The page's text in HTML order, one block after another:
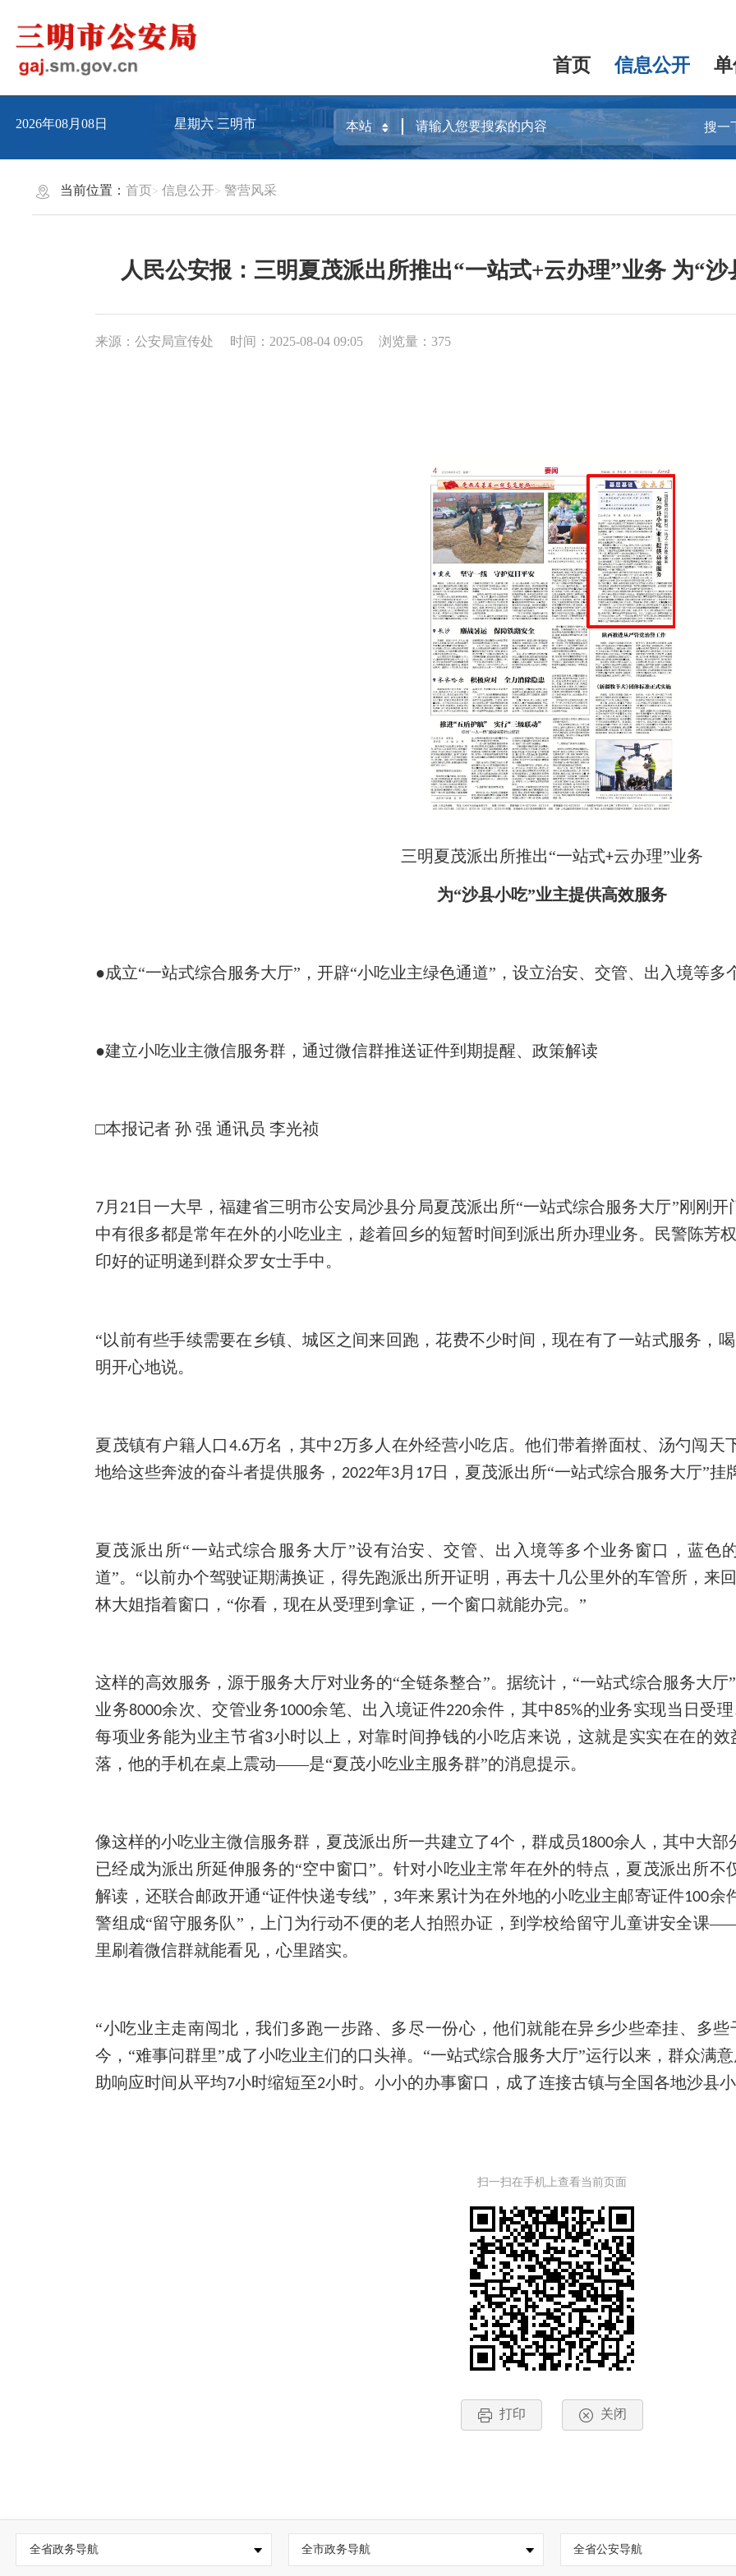
首页 信息公开
2026年08月08日 星期六三明市 搜一
当前位置：首页 信息公开 警营风采
人民公安报：三明夏茂派出所推出“一站式+云办理”业务 为“
来源：公安局宣传处 时间：2025-08-04 09:05 浏览量：375
三明夏茂派出所推出“一站式+云办理”业务
为“沙县小吃”业主提供高效服务
●成立“一站式综合服务大厅”，开辟“小吃业主绿色通道”，设立治安、交管、出入境等多
●建立小吃业主微信服务群，通过微信群推送证件到期提醒、政策解读
□本报记者 孙 强 通讯员 李光祯
7月 21 日一大早，福建省三明市公安局沙县分局夏茂派出所“一站式综合服务大厅”刚刚
中有很多都是常年在外的小吃业主，趁着回乡的短暂时间到派出所办理业务。民警陈芳
印好的证明递到群众罗女士手中。
“以前有些手续需要在乡镇、城区之间来回跑，花费不少时间，现在有了一站式服务，
明开心地说。
夏茂镇有户籍人口 4.6万名，其中 2万多人在外经营小吃店。他们带着擀面杖、汤勺闯天
地给这些奔波的奋斗者提供服务， 2022年3 月 17日，夏茂派出所“一站式综合服务大厅”挂
夏茂派出所“一站式综合服务大厅”设有治安、交管、出入境等多个业务窗口，蓝色
道”。“以前办个驾驶证期满换证，得先跑派出所开证明，再去十几公里外的车管所，来
林大姐指着窗口，“你看，现在从受理到拿证，一个窗口就能办完。”
这样的高效服务，源于服务大厅对业务的“全链条整合”。据统计，“一站式综合服务大厅
业务8000余次、交管业务1000余笔、出入境证件220余件，其中85%的业务实现当日受
每项业务能为业主节省3小时以上，对靠时间挣钱的小吃店来说，这就是实实在在的
落，他的手机在桌上震动——是“夏茂小吃业主服务群”的消息提示。
像这样的小吃业主微信服务群，夏茂派出所一共建立了4个，群成员 1800余人，其中大部
已经成为派出所延伸服务的“空中窗口”。针对小吃业主常年在外的特点，夏茂派出所
解读，还联合邮政开通“证件快递专线”， 3年来累计为在外地的小吃业主邮寄证件100余
警组成“留守服务队”，上门为行动不便的老人拍照办证，到学校给留守儿童讲安全课
里刷着微信群就能看见，心里踏实。
“小吃业主走南闯北，我们多跑一步路、多尽一份心，他们就能在异乡少些牵挂、多
今，“难事问群里”成了小吃业主们的口头禅。“一站式综合服务大厅”运行以来，群众满
助响应时间从平均7小时缩短至2小时。小小的办事窗口，成了连接古镇与全国各地沙县
扫一扫在手机上查看当前页面
打印 关闭
全省政务导航 全市政务导航 全省公安导航